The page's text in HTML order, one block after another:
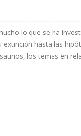
lo que se ha
extinción hasta las
los temas en